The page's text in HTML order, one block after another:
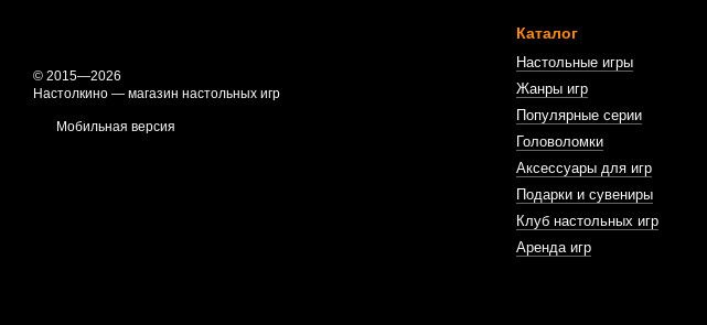
© 2015—2026
Настолкино — магазин настольных игр
Мобильная версия
Каталог
Настольные игры
Жанры игр
Популярные серии
Головоломки
Аксессуары для игр
Подарки и сувениры
Клуб настольных игр
Аренда игр